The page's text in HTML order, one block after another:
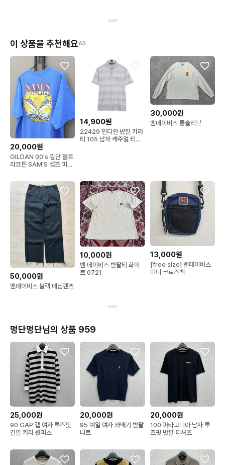
이 상품을 추천해요AD
20,000원
GILDAN 00's 길단 울트
라코튼 SAM'S 샘즈 피싱
14,900원
22429 인디안 반팔 카라
티 105 남자 캐주얼 티셔
30,000원
벤데이비스 롱슬리브
50,000원
벤데이비스 블랙 데님팬츠
10,000원
벤 데이비스 반팔티 화이
트 0721
13,000원
[free size] 벤데이비스
미니 크로스백
멍단멍단님의 상품 959
25,000원
90 GAP 갭 여자 루즈핏
긴팔 카라 원피스
20,000원
95 예일 여자 꽈배기 반팔
니트
20,000원
100 파타고니아 남자 루
즈핏 반팔 티셔츠